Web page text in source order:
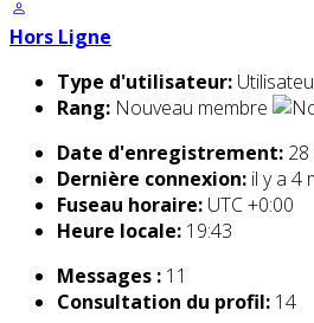
Hors Ligne
Type d'utilisateur:
Rang: Nouveau membre
Date d'enregistrement: 28
Dernière connexion: il y a 4
Fuseau horaire: UTC +0:00
Heure locale: 19:43
Messages : 11
Consultation du profil: 14